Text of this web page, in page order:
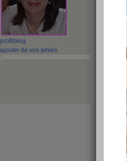
profil blog
ajouter de vos amies
11 - 16